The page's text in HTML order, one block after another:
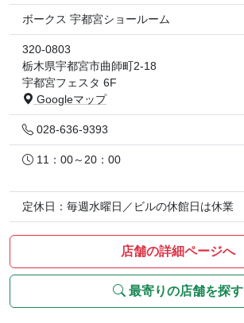
ボークス 宇都宮ショールーム
320-0803
栃木県宇都宮市曲師町2-18
宇都宮フェスタ 6F
Googleマップ
028-636-9393
11：00～20：00
定休日：毎週水曜日／ビルの休館日は休業
店舗の詳細ページへ
最寄りの店舗を探す